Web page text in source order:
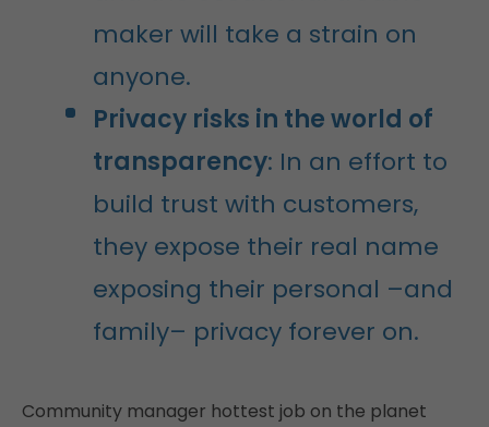
maker will take a strain on
anyone.
Privacy risks in the world of
transparency: In an effort to
build trust with customers,
they expose their real name
exposing their personal –and
family– privacy forever on.
Community manager hottest job on the planet